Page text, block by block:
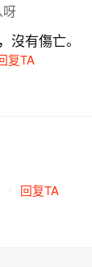
呀
沒有傷亡。
复TA
回复TA